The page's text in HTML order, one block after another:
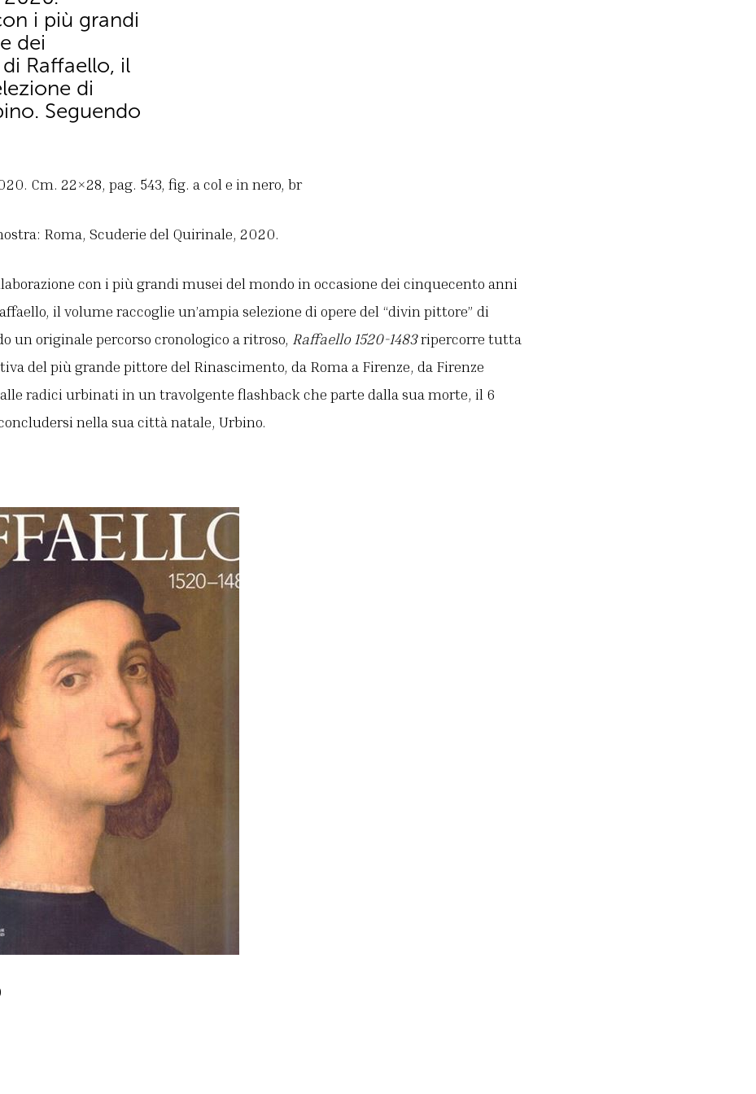
i più grandi
dei
Raffaello, il
di
Seguendo
Cm. 22×28, pag. 543, fig. a col e in nero, br
Roma, Scuderie del Quirinale, 2020.
con i più grandi musei del mondo in occasione dei cinquecento anni
il volume raccoglie un’ampia selezione di opere del “divin pittore” di
un originale percorso cronologico a ritroso, Raffaello 1520-1483ripercorre tutta
del più grande pittore del Rinascimento, da Roma a Firenze, da Firenze
radici urbinati in un travolgente flashback che parte dalla sua morte, il 6
nella sua città natale, Urbino.